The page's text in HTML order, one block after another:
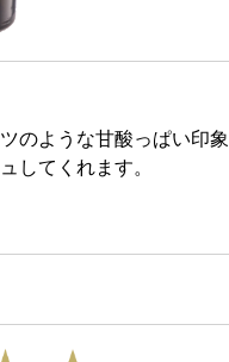
のような甘酸っぱい印
してくれます。